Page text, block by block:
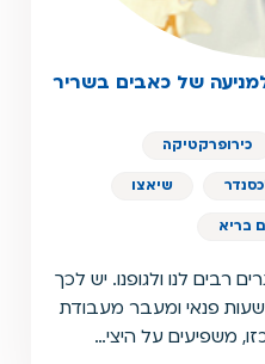
של כאבים בשריר
כירופרקטיקה
שיאצו
בריא
רבים לנו ולגופנו. יש לכך
פנאי ומעבר מעבודת
משפיעים על היצי…